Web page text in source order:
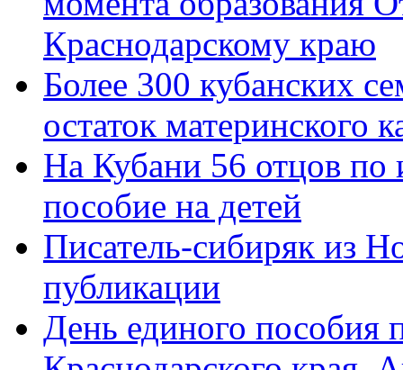
Краснодарскому краю
Более 300 кубанских
остаток материнского
На Кубани 56 отцов по
пособие на детей
Писатель-сибиряк из
публикации
День единого пособия